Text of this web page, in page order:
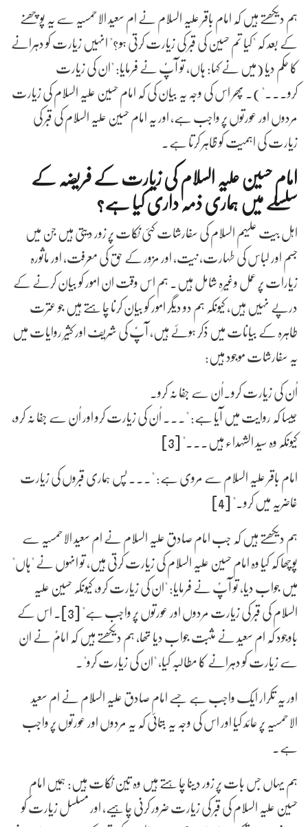
ہم دیکھتے ہیں کہ امام باقر علیہ السلام نے ام سعید الاحمسیہ سے یہ پوچھنے
کے بعد کہ "کیا تم حسین کی قبر کی زیارت کرتی ہو؟" انہیں زیارت کو دہرانے
کا حکم دیا (میں نے کہا: ہاں، تو آپؑ نے فرمایا: "ان کی زیارت
کرو..."). پھر اس کی وجہ یہ بیان کی کہ امام حسین علیہ السلام کی زیارت
مردوں اور عورتوں پر واجب ہے، اور یہ امام حسین علیہ السلام کی قبر کی
زیارت کی اہمیت کو ظاہر کرتا ہے۔
امام حسین علیہ السلام کی زیارت کے فریضہ کے
سلسلے میں ہماری ذمہ داری کیا ہے؟
اہل بیت علیہم السلام کی سفارشات کئی نکات پر زور دیتی ہیں جن میں
جسم اور لباس کی طہارت، نیت، اور مزور کے حق کی معرفت، اور ماثورہ
زیارات پر عمل وغیرہ شامل ہیں۔ ہم اس وقت ان امور کو بیان کرنے کے
درپے نہیں ہیں، کیونکہ ہم دو دیگر امور کو بیان کرنا چاہتے ہیں جو عترت
طاہرہ کے بیانات میں ذکر ہوئے ہیں، آپؑ کی شریف اور کثیر روایات میں
یہ سفارشات موجود ہیں:
اُن کی زیارت کرو۔اُن سے جفا نہ کرو۔
جیسا کہ روایت میں آیا ہے: "... اُن کی زیارت کرو اور اُن سے جفا نہ کرو،
کیونکہ وہ سید الشہداء ہیں..." [3]
امام باقر علیہ السلام سے مروی ہے: "... پس ہماری قبروں کی زیارت
غاضریہ میں کرو۔" [4]
ہم دیکھتے ہیں کہ جب امام صادق علیہ السلام نے ام سعید الاحمسیہ سے
پوچھا کہ کیا وہ امام حسین علیہ السلام کی زیارت کرتی ہیں، تو انہوں نے "ہاں"
میں جواب دیا، تو آپؑ نے فرمایا: "ان کی زیارت کرو، کیونکہ حسین علیہ
السلام کی قبر کی زیارت مردوں اور عورتوں پر واجب ہے" [3]۔ اس کے
باوجود کہ ام سعید نے مثبت جواب دیا تھا، ہم دیکھتے ہیں کہ امامؑ نے ان
سے زیارت کو دہرانے کا مطالبہ کیا، "ان کی زیارت کرو"۔
اور یہ تکرار ایک واجب ہے جسے امام صادق علیہ السلام نے ام سعید
الاحمسیہ پر عائد کیا اور اس کی وجہ یہ بتائی کہ یہ مردوں اور عورتوں پر واجب
ہے۔
ہم یہاں جس بات پر زور دینا چاہتے ہیں وہ تین نکات ہیں: ہمیں امام
حسین علیہ السلام کی قبر کی زیارت ضرور کرنی چاہیے، اور مسلسل زیارت کو